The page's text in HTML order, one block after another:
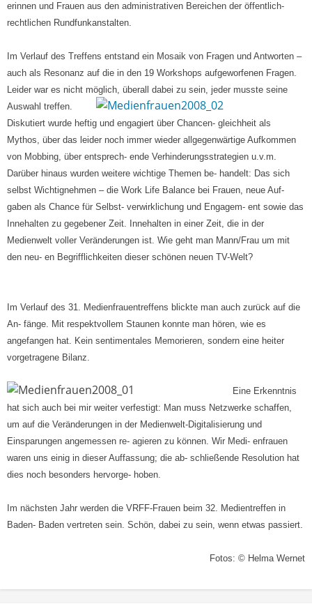
erinnen und Frauen aus den administrativen Bereichen der öffentlich-
rechtlichen Rundfunkanstalten.
Im Verlauf des Treffens entstand ein Mosaik von Fragen und Antworten –
auch als Resonanz auf die in den 19 Workshops aufgeworfenen Fragen.
Leider war es nicht möglich, überall dabei zu sein, jeder musste seine
Auswahl treffen.
Diskutiert wurde heftig und engagiert über Chancen- gleichheit als
Mythos, über das leider noch immer wieder allgegenwärtige Aufkommen
von Mobbing, über entsprech- ende Verhinderungsstrategien u.v.m.
Darüber hinaus wurden weitere wichtige Themen be- handelt: Das sich
selbst Wichtignehmen – die Work Life Balance bei Frauen, neue Auf-
gaben als Chance für Selbst- verwirklichung und Engagem- ent sowie das
Innehalten zu gegebener Zeit. Innehalten in einer Zeit, die in der
Medienwelt voller Veränderungen ist. Wie geht man Mann/Frau um mit
den neu- en Begrifflichkeiten dieser schönen neuen TV-Welt?
Im Verlauf des 31. Medienfrauentreffens blickte man auch zurück auf die
An- fänge. Mit respektvollem Staunen konnte man hören, wie es
angefangen hat. Kein sentimentales Memorieren, sondern eine heiter
vorgetragene Bilanz.
Eine Erkenntnis
hat sich auch bei mir weiter verfestigt: Man muss Netzwerke schaffen,
um auf die Veränderungen in der Medienwelt-Digitalisierung und
Einsparungen angemessen re- agieren zu können. Wir Medi- enfrauen
waren uns einig in dieser Auffassung; die ab- schließende Resolution hat
dies noch besonders hervorge- hoben.
Im nächsten Jahr werden die VRFF-Frauen beim 32. Medientreffen in
Baden- Baden vertreten sein. Schön, dabei zu sein, wenn etwas passiert.
Fotos: © Helma Wernet